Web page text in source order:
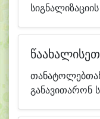
თანატოლებთან
განავითარონ